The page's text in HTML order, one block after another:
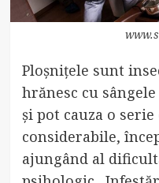
Ploșnițele sunt
hrănesc cu
și pot cauza o
considerabile,
ajungând al